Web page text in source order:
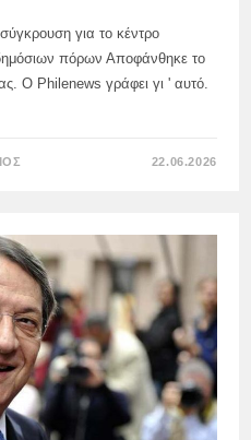
για το κέντρο
πόρων Αποφάνθηκε το
Ο Philenews γράφει γι ' αυτό.
ΔΙΚΑΣΤΉΡΙΟ
ΔΙΈΤΑΞΕ
ΤΟΝ
ΠΡΏΗΝ
ΕΛΕΓΚΤΉ
ΤΗΣ
ΚΎΠΡΟΥ
ΝΑ
ΠΛΗΡΏΣΕΙ
15.000
ΕΥΡΏ
ΣΤΟΝ
ΧΕΙΡΟΥΡΓΌ
ΓΙΑ
ΔΥΣΦΉΜΙΣΗ.
22.06.2026